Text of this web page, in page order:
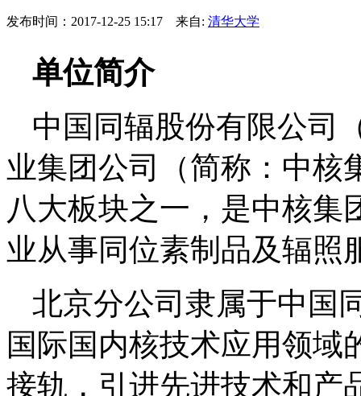
发布时间：2017-12-25 15:17 来自: 清华大学
单位简介
中国同辐股份有限公司
业集团公司（简称：中核
八大板块之一，是中核集
业从事同位素制品及辐照
北京分公司隶属于中国
国际国内核技术应用领域
接轨，引进先进技术和产